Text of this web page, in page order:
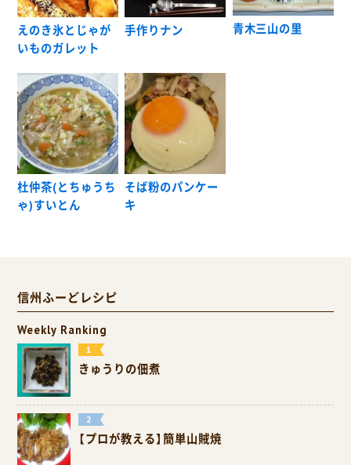
えのき氷とじゃが
いものガレット
手作りナン 青木三山の里
杜仲茶(とちゅうち
ゃ)すいとん
そば粉のパンケー
キ
信州ふーどレシピ
Weekly Ranking
きゅうりの佃煮
【プロが教える】簡単山賊焼